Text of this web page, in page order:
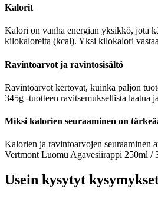
Kalorit
Kalori on vanha energian yksikkö, jota
kilokaloreita (kcal). Yksi kilokalori
Ravintoarvot ja ravintosisältö
Ravintoarvot kertovat, kuinka paljon
345g -tuotteen ravitsemuksellista laatua
Miksi kalorien seuraaminen on
Kalorien ja ravintoarvojen seuraaminen
Vertmont Luomu Agavesiirappi 250ml /
Usein kysytyt